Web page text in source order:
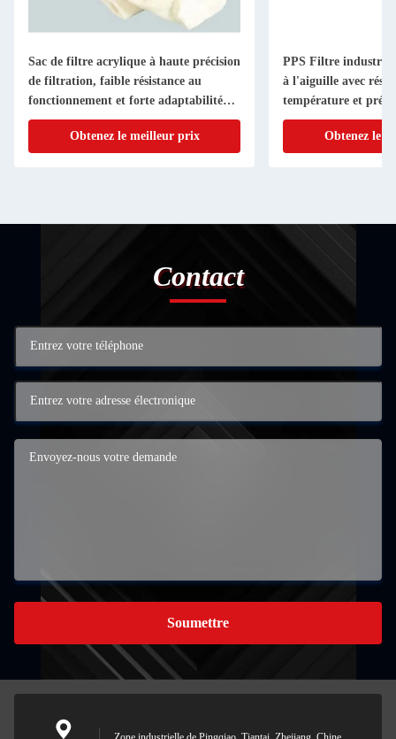
Sac de filtre acrylique à haute précision
de filtration, faible résistance au
fonctionnement et forte adaptabilité
environnementale pour l'élimination
des poussières industrielles
Obtenez le meilleur prix
PPS Filtre
à l'aiguille avec
température et
de 99,9% pour
chimiqueObtenez le
Contact
Soumettre